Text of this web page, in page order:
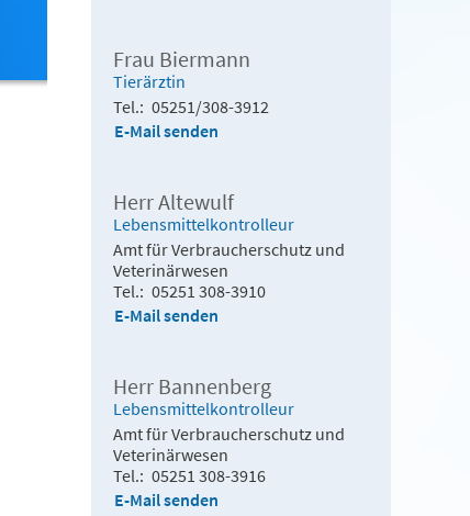
Frau Biermann
Tierärztin
Tel. 05251/308-3912
E-Mail senden
Herr Altewulf
Lebensmittelkontrolleur
Amt für Verbraucherschutz und
Veterinärwesen
Tel. 05251 308-3910
E-Mail senden
Herr Bannenberg
Lebensmittelkontrolleur
Amt für Verbraucherschutz und
Veterinärwesen
Tel. 05251 308-3916
E-Mail senden